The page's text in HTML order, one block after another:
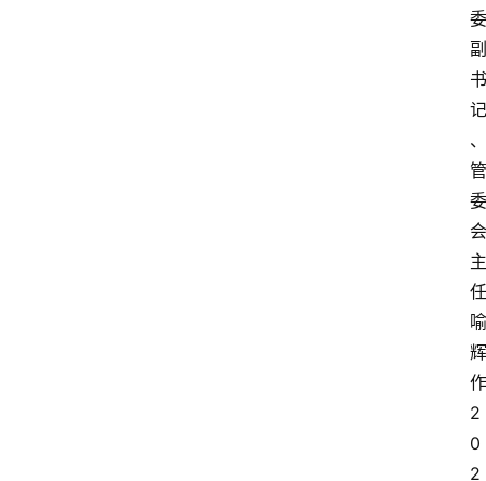
委
副
书
记
、
管
委
会
主
任
喻
辉
作
2
0
2